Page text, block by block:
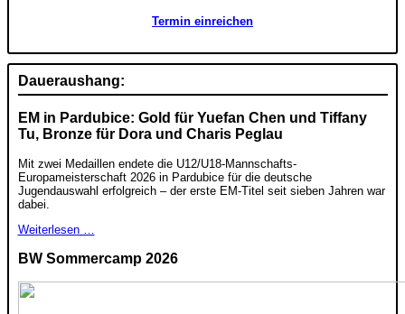
Termin einreichen
Daueraushang:
EM in Pardubice: Gold für Yuefan Chen und Tiffany
Tu, Bronze für Dora und Charis Peglau
Mit zwei Medaillen endete die U12/U18-Mannschafts-
Europameisterschaft 2026 in Pardubice für die deutsche
Jugendauswahl erfolgreich – der erste EM-Titel seit sieben Jahren war
dabei.
Weiterlesen …
BW Sommercamp 2026